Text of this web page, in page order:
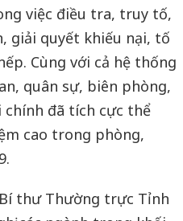
việc điều tra, truy tố,
giải quyết khiếu nại, tố
Cùng với cả hệ thống
quân sự, biên phòng,
đã tích cực thể
cao trong phòng,
thư Thường trực Tỉnh